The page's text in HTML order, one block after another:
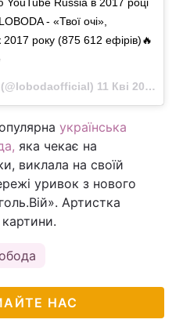
- «Твої очі»,
року (875 612 ефірів)🔥
(@lobodaofficial) 11 Кві 2018 в 11:11 PDT
українська
, яка чекає на
виклала на своїй
уривок з нового
Артистка
картини.
НАС